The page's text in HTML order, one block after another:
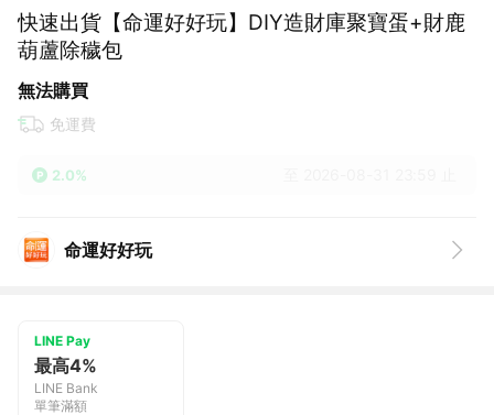
快速出貨【命運好好玩】DIY造財庫聚寶蛋+財鹿
葫蘆除穢包
無法購買
免運費
2.0%
命運好好玩
LINE Pay
最高4%
LINE Bank
單筆滿額